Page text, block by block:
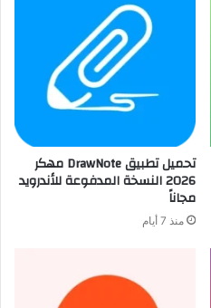
تحميل تطبيق DrawNote مهكر
2026 النسخة المدفوعة للأندرويد
مجاناً
منذ 7 أيام